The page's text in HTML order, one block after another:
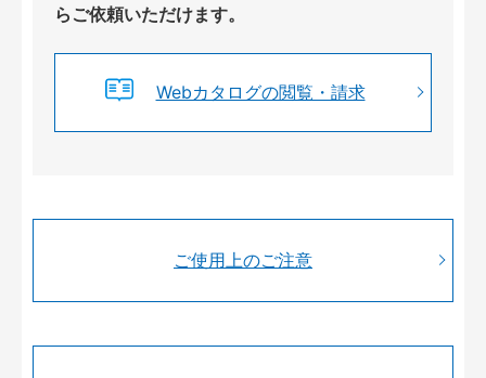
らご依頼いただけます。
Webカタログの閲覧・請求
ご使用上のご注意